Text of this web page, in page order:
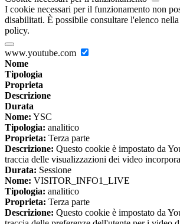
I cookie necessari per il funzionamento non
disabilitati. È possibile consultare l'elenco
policy.
www.youtube.com
Nome
Tipologia
Proprieta
Descrizione
Durata
Nome: YSC
Tipologia: analitico
Proprieta: Terza parte
Descrizione: Questo cookie è impostato da
traccia delle visualizzazioni dei video
Durata: Sessione
Nome: VISITOR_INFO1_LIVE
Tipologia: analitico
Proprieta: Terza parte
Descrizione: Questo cookie è impostato da